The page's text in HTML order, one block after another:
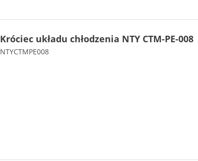
Króciec układu chłodzenia NTY CTM-PE-008
NTYCTMPE008